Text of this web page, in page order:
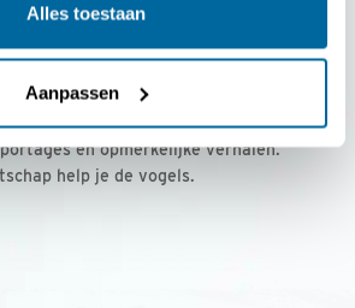
Alles toestaan
Aanpassenvoor € 36,00 per jaar
voor onze leden, met
en opmerkelijke verhalen.
help je de vogels.